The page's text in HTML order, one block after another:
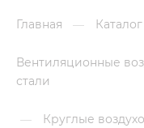
Главная — Каталог
Вентиляционные
стали
— Круглые